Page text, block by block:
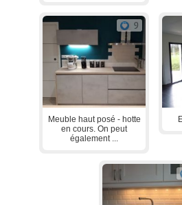
9
Meuble haut posé - hotte
en cours. On peut
également ...